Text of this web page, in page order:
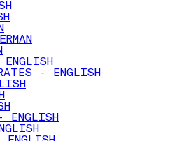
- ENGLISH
ENGLISH